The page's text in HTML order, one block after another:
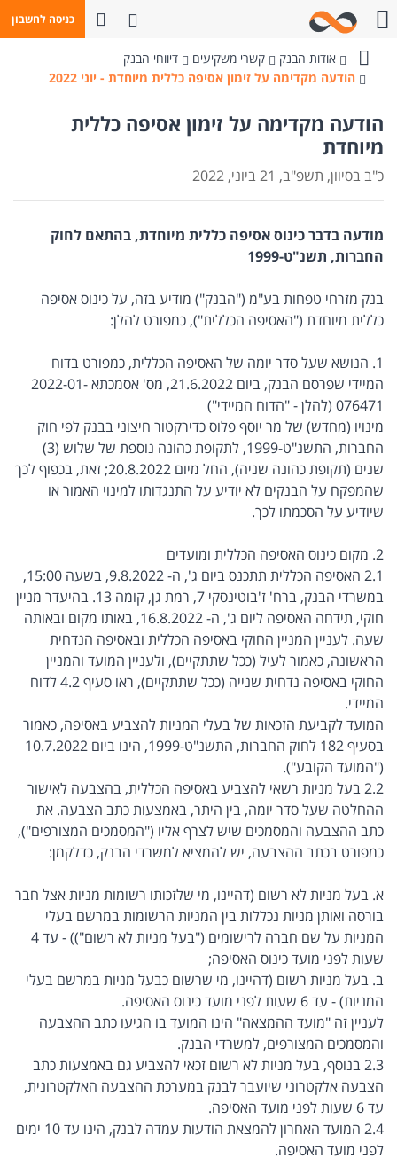
כניסה לחשבון
פתח חיפושחייגו אלינו
בנק
אודות הבנק קשרי משקיעים
דיווחי הבנק
הודעה מקדימה על זימון אסיפה כללית מיוחדת - יוני 2022
הודעה מקדימה על זימון אסיפה כללית
מיוחדת
כ"ב בסיוון, תשפ"ב, 21 ביוני, 2022
מודעה בדבר כינוס אסיפה כללית מיוחדת, בהתאם לחוק
החברות, תשנ"ט-1999
בנק מזרחי טפחות בע"מ ("הבנק") מודיע בזה, על כינוס אסיפה
כללית מיוחדת ("האסיפה הכללית"), כמפורט להלן:
1. הנושא שעל סדר יומה של האסיפה הכללית, כמפורט בדוח
המיידי שפרסם הבנק, ביום 21.6.2022, מס' אסמכתא 2022-01-
076471 (להלן - "הדוח המיידי")
מינויו (מחדש) של מר יוסף פלוס כדירקטור חיצוני בבנק לפי חוק
החברות, התשנ"ט-1999, לתקופת כהונה נוספת של שלוש (3)
שנים (תקופת כהונה שניה), החל מיום 20.8.2022; זאת, בכפוף לכך
שהמפקח על הבנקים לא יודיע על התנגדותו למינוי האמור או
שיודיע על הסכמתו לכך.
2. מקום כינוס האסיפה הכללית ומועדים
2.1 האסיפה הכללית תתכנס ביום ג', ה- 9.8.2022, בשעה 15:00,
במשרדי הבנק, ברח' ז'בוטינסקי 7, רמת גן, קומה 13. בהיעדר מניין
חוקי, תידחה האסיפה ליום ג', ה- 16.8.2022, באותו מקום ובאותה
שעה. לעניין המניין החוקי באסיפה הכללית ובאסיפה הנדחית
הראשונה, כאמור לעיל (ככל שתתקיים), ולעניין המועד והמניין
החוקי באסיפה נדחית שנייה (ככל שתתקיים), ראו סעיף 4.2 לדוח
המיידי.
המועד לקביעת הזכאות של בעלי המניות להצביע באסיפה, כאמור
בסעיף 182 לחוק החברות, התשנ"ט-1999, הינו ביום 10.7.2022
("המועד הקובע").
2.2 בעל מניות רשאי להצביע באסיפה הכללית, בהצבעה לאישור
ההחלטה שעל סדר יומה, בין היתר, באמצעות כתב הצבעה. את
כתב ההצבעה והמסמכים שיש לצרף אליו ("המסמכים המצורפים"),
כמפורט בכתב ההצבעה, יש להמציא למשרדי הבנק, כדלקמן:
א. בעל מניות לא רשום (דהיינו, מי שלזכותו רשומות מניות אצל חבר
בורסה ואותן מניות נכללות בין המניות הרשומות במרשם בעלי
המניות על שם חברה לרישומים ("בעל מניות לא רשום")) - עד 4
שעות לפני מועד כינוס האסיפה;
ב. בעל מניות רשום (דהיינו, מי שרשום כבעל מניות במרשם בעלי
המניות) - עד 6 שעות לפני מועד כינוס האסיפה.
לעניין זה "מועד ההמצאה" הינו המועד בו הגיעו כתב ההצבעה
והמסמכים המצורפים, למשרדי הבנק.
2.3 בנוסף, בעל מניות לא רשום זכאי להצביע גם באמצעות כתב
הצבעה אלקטרוני שיועבר לבנק במערכת ההצבעה האלקטרונית,
עד 6 שעות לפני מועד האסיפה.
2.4 המועד האחרון להמצאת הודעות עמדה לבנק, הינו עד 10 ימים
לפני מועד האסיפה.